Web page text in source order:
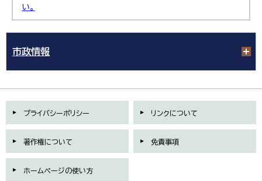
い。
市政情報
プライバシーポリシー リンクについて
著作権について 免責事項
ホームページの使い方